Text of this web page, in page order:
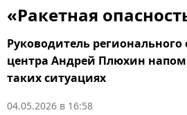
«Ракетная
Руководитель
центра Андрей Плюхин
таких ситуациях
04.05.2026 в 16:58